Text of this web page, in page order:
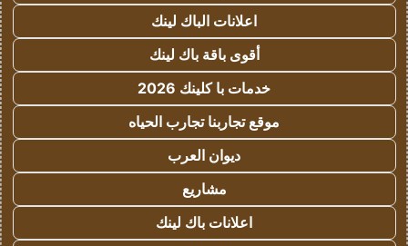
اعلانات الباك لينك
أقوى باقة باك لينك
خدمات با كلينك 2026
موقع تجاربنا تجارب الحياه
ديوان العرب
مشاريع
اعلانات باك لينك